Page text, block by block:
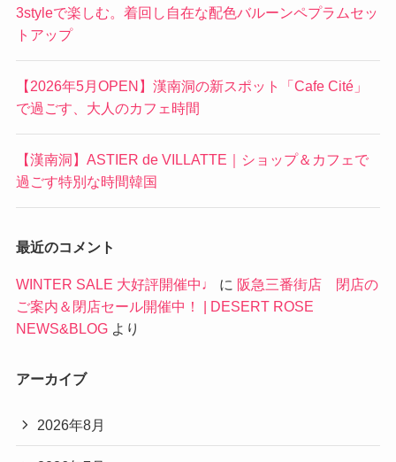
すめの涼しい羽織4選
3styleで楽しむ。着回し自在な配色バルーンペプラムセッ
トアップ
【2026年5月OPEN】漢南洞の新スポット「Cafe Cité」
で過ごす、大人のカフェ時間
【漢南洞】ASTIER de VILLATTE｜ショップ＆カフェで
最近のコメント
WINTER SALE 大好評開催中♩
NEWS&BLOG
アーカイブ